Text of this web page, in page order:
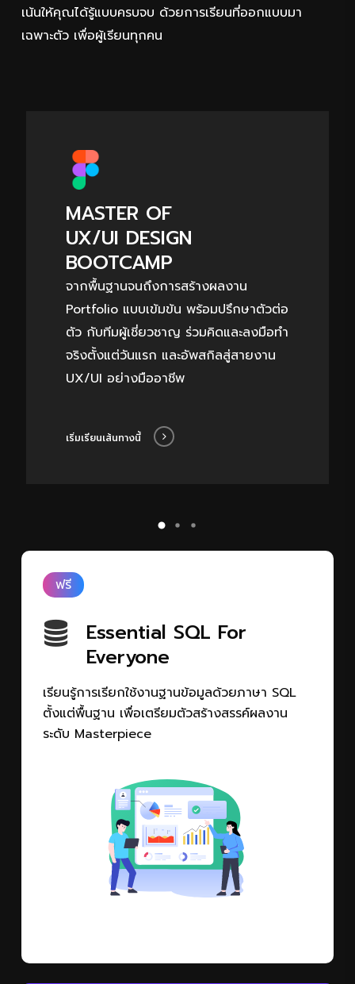
เฉพาะตัว เพื่อผู้เรียนทุกคน
MASTER OF
UX/UI DESIGN
BOOTCAMP
จากพื้นฐานจนถึงการสร้างผลงาน
Portfolio แบบเข้มข้น พร้อมปรึกษาตัวต่อ
ตัว กับทีมผู้เชี่ยวชาญ ร่วมคิดและลงมือทำ
จริงตั้งแต่วันแรก และอัพสกิลสู่สายงาน
UX/UI อย่างมืออาชีพ
Everyone
เรียนรู้การเรียกใช้งานฐานข้อมูลด้วยภาษา SQL
ตั้งแต่พื้นฐานเพื่อเตรียมตัวสร้างสรรค์ผลงาน
ระดับ Masterpiece